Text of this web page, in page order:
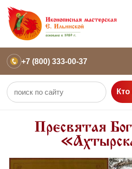
+7 (800) 333-00-37
Пресвятая